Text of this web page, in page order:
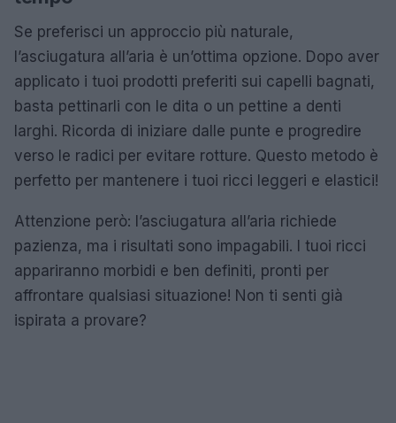
Se preferisci un approccio più naturale,
l’asciugatura all’aria è un’ottima opzione. Dopo aver
applicato i tuoi prodotti preferiti sui capelli bagnati,
basta pettinarli con le dita o un pettine a denti
larghi. Ricorda di iniziare dalle punte e progredire
verso le radici per evitare rotture. Questo metodo è
perfetto per mantenere i tuoi ricci leggeri e elastici!
Attenzione però: l’asciugatura all’aria richiede
pazienza, ma i risultati sono impagabili. I tuoi ricci
appariranno morbidi e ben definiti, pronti per
affrontare qualsiasi situazione! Non ti senti già
ispirata a provare?